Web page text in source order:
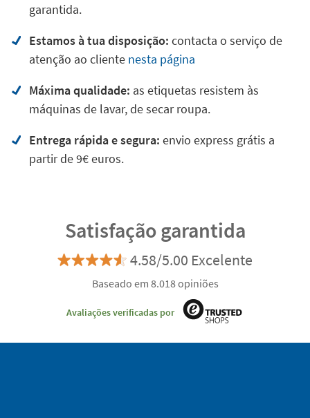
garantida.
Estamos à tua disposição: contacta o serviço de
atenção ao cliente nesta página
Máxima qualidade: as etiquetas resistem às
máquinas de lavar, de secar roupa.
Entrega rápida e segura: envio express grátis a
partir de 9€ euros.
Satisfação garantida
4.58/5.00 Excelente
Baseado em 8.018 opiniões
Avaliações verificadas por